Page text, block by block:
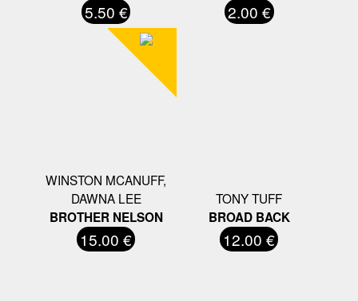
5.50 € 2.00 €
WINSTON MCANUFF,
DAWNA LEE
BROTHER NELSON
15.00 €
TONY TUFF
BROAD BACK
12.00 €